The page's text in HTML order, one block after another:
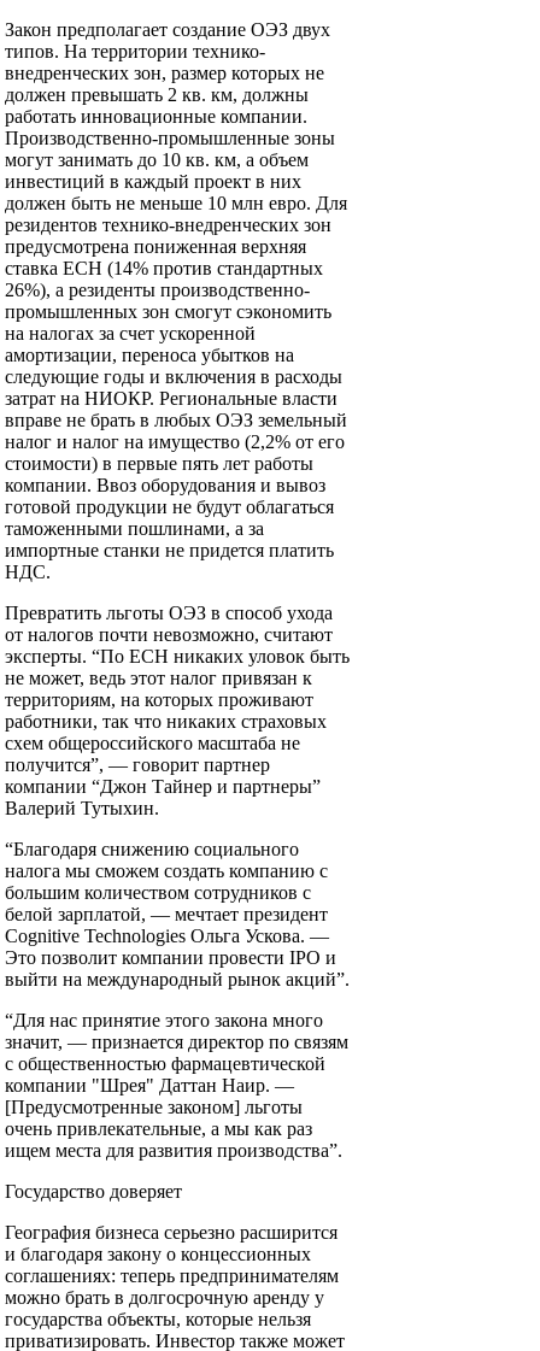
Закон предполагает создание ОЭЗ двух
типов. На территории технико-
внедренческих зон, размер которых не
должен превышать 2 кв. км, должны
работать инновационные компании.
Производственно-промышленные зоны
могут занимать до 10 кв. км, а объем
инвестиций в каждый проект в них
должен быть не меньше 10 млн евро. Для
резидентов технико-внедренческих зон
предусмотрена пониженная верхняя
ставка ЕСН (14% против стандартных
26%), а резиденты производственно-
промышленных зон смогут сэкономить
на налогах за счет ускоренной
амортизации, переноса убытков на
следующие годы и включения в расходы
затрат на НИОКР. Региональные власти
вправе не брать в любых ОЭЗ земельный
налог и налог на имущество (2,2% от его
стоимости) в первые пять лет работы
компании. Ввоз оборудования и вывоз
готовой продукции не будут облагаться
таможенными пошлинами, а за
импортные станки не придется платить
НДС.
Превратить льготы ОЭЗ в способ ухода
от налогов почти невозможно, считают
эксперты. “По ЕСН никаких уловок быть
не может, ведь этот налог привязан к
территориям, на которых проживают
работники, так что никаких страховых
схем общероссийского масштаба не
получится”, — говорит партнер
компании “Джон Тайнер и партнеры”
Валерий Тутыхин.
“Благодаря снижению социального
налога мы сможем создать компанию с
большим количеством сотрудников с
белой зарплатой, — мечтает президент
Cognitive Technologies Ольга Ускова. —
Это позволит компании провести IPO и
выйти на международный рынок акций”.
“Для нас принятие этого закона много
значит, — признается директор по связям
с общественностью фармацевтической
компании "Шрея" Даттан Наир. —
[Предусмотренные законом] льготы
очень привлекательные, а мы как раз
ищем места для развития производства”.
Государство доверяет
География бизнеса серьезно расширится
и благодаря закону о концессионных
соглашениях: теперь предпринимателям
можно брать в долгосрочную аренду у
государства объекты, которые нельзя
приватизировать. Инвестор также может